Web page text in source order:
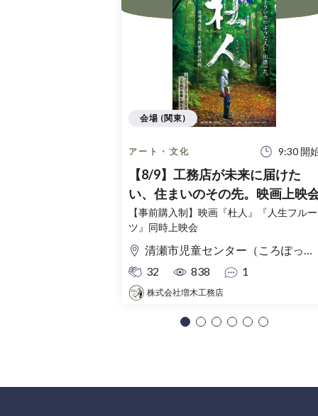
アート・文化 9:30 開
【8/9】工務店が未来に届けた
い、住まいのその先。映画上映
【事前購入制】映画『杜人』『人生フルー
ツ』同時上映会
清瀬市児童センター（ころぽっくる）東京都清瀬市中清戸3-235-5
32
838 1
株式会社増木工務店
会場 (関東)